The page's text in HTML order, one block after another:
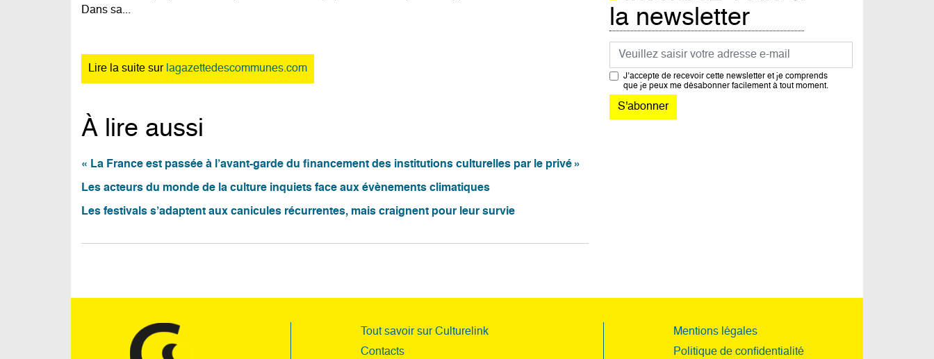
Dans sa...
Lire la suite sur lagazettedescommunes.com
À lire aussi
« La France est passée à l’avant-garde du financement des institutions culturelles par le privé »
Les acteurs du monde de la culture inquiets face aux évènements climatiques
Les festivals s’adaptent aux canicules récurrentes, mais craignent pour leur survie
la newsletter
Courriel
J’accepte de recevoir cette newsletter et je comprends
que je peux me désabonner facilement à tout moment.
Tout savoir sur Culturelink
Contacts
Mentions légales
Politique de confidentialité